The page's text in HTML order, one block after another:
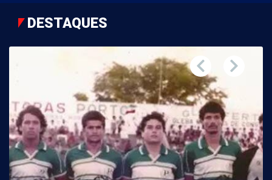
DESTAQUES